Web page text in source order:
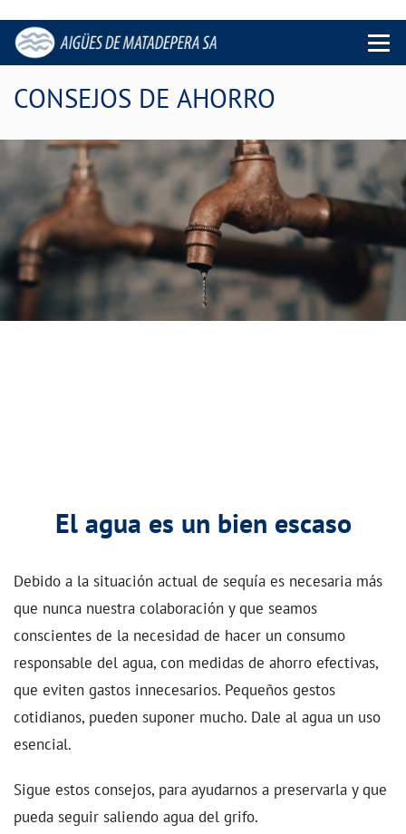
Menu
CONSEJOS DE AHORRO
El agua es un bien escaso
Debido a la situación actual de sequía es necesaria más
que nunca nuestra colaboración y que seamos
conscientes de la necesidad de hacer un consumo
responsable del agua, con medidas de ahorro efectivas,
que eviten gastos innecesarios. Pequeños gestos
cotidianos, pueden suponer mucho. Dale al agua un uso
esencial.
Sigue estos consejos, para ayudarnos a preservarla y que
pueda seguir saliendo agua del grifo.